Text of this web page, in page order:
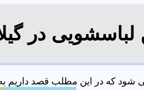
لباسشویی در
که در این مطلب قصد داریم به